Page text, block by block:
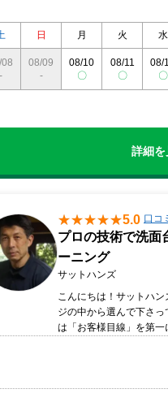
日 月 火 水
-
08/09
-
08/10
〇
08/11
〇
08/
〇
詳細を
5.0 口コ
プロの技術で洗面
ーニング
サットハンズ
こんにちは！サットハ
ジの中から選んで下さ
は「お客様目線」を第
事なくご提供して隅々